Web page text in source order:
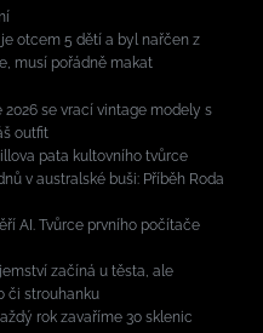
otcem 5 dětí a byl nařčen z
musí pořádně makat
se vrací vintage modely s
outfit
pata kultovního tvůrce
v australské buši: Příběh Roda
AI. Tvůrce prvního počítače
začíná u těsta, ale
či strouhanku
rok zavaříme 30 sklenic